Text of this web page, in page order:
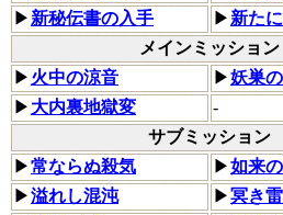
▶ 新秘伝書の入手 ▶ 新た
メインミッション
▶ 火中の涼音 ▶妖巣
▶ 大内裏地獄変
-
サブミッション
▶常ならぬ殺気 ▶如来
▶溢れし混沌 ▶冥き